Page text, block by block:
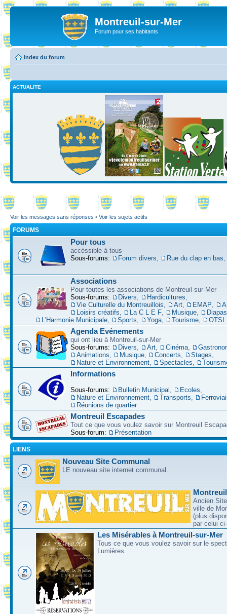
Montreuil-sur-Mer
Forum pour ses habitants
Index du forum
ACTUALITE
Voir les messages sans réponses • Voir les sujets actifs
FORUMS
Pour tous
accéssible à tous
Sous-forums:
Forum divers, Rue du clap en bas,
Associations
Pour toutes les associations de Montreuil-sur-Mer
Sous-forums:
Divers, Hardicultures,
Vie Culturelle du Montreuillois, Art, EMAP,
Loisirs créatifs, La C L E F, Musique,
L'Harmonie Municipale, Sports, Yoga, Tourisme, OTSI
Agenda Evénements
qui ont lieu à Montreuil-sur-Mer
Sous-forums:
Divers, Art, Cinéma,
Animations, Musique, Concerts, Stages,
Nature et Environnement, Spectacles,
Informations
Sous-forums: Bulletin Municipal , Ecoles,
Nature et Environnement, Transports,
Réunions de quartier
Montreuil Escapades
Tout ce que vous voulez savoir sur Montreuil
Sous-forum:
Présentation
LIENS
Nouveau Site Communal
LE nouveau site internet communal.
Ancien
ville de
(plus
par celui
Les Misérables à Montreuil-sur-Mer
Tous ce que vous voulez savoir sur le
Lumières.